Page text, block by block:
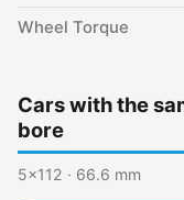
Wheel Torque
Cars with the
bore
5x112 · 66.6 mm